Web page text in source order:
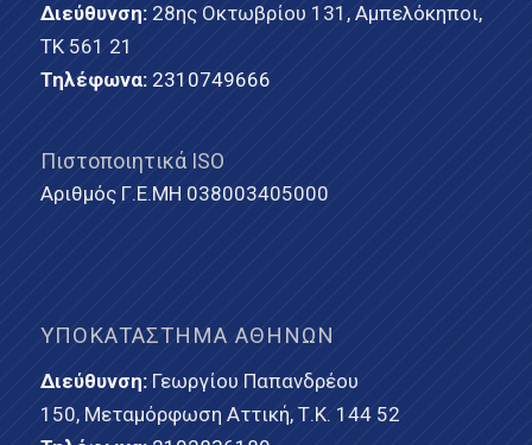
Διεύθυνση:28ης Οκτωβρίου 131, Αμπελόκηποι,
ΤΚ 561 21
Τηλέφωνα: 2310749666
Πιστοποιητικά ISO
Αριθμός Γ.Ε.ΜΗ 038003405000
ΥΠΟΚΑΤΆΣΤΗΜΑ ΑΘΗΝΏΝ
Διεύθυνση:Γεωργίου Παπανδρέου
150, Μεταμόρφωση Αττική, Τ.Κ. 144 52